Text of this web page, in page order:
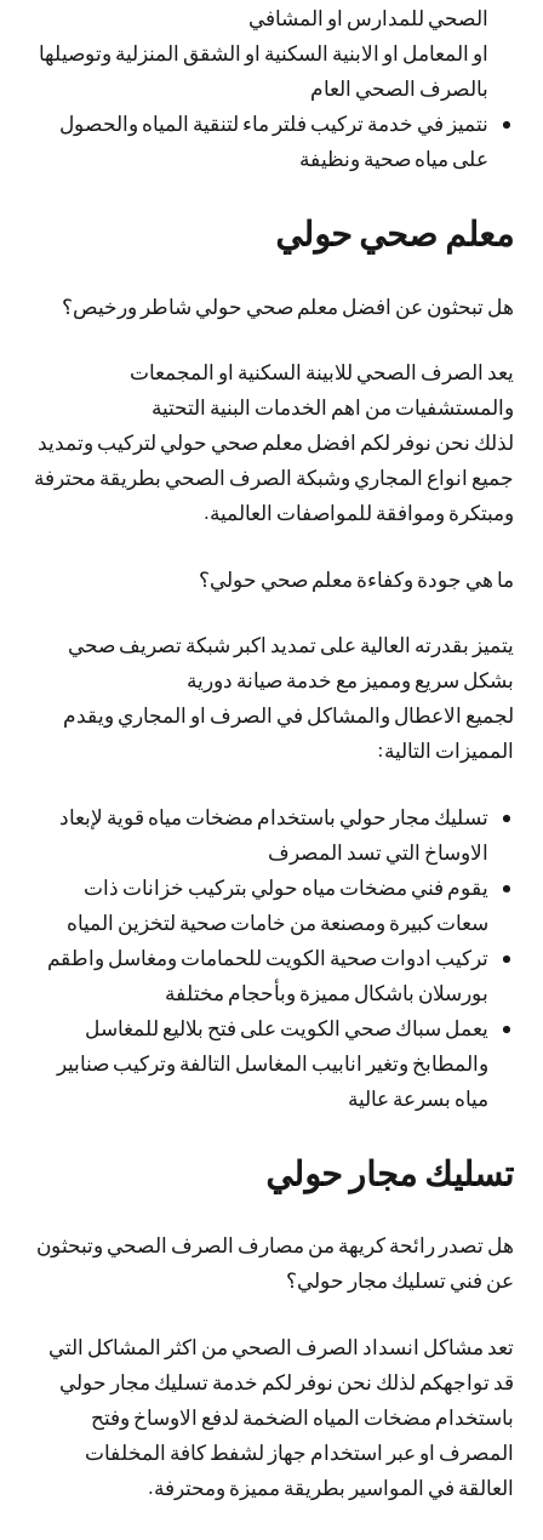
الصحي للمدارس او المشافي
او المعامل او الابنية السكنية او الشقق المنزلية وتوصيلها
بالصرف الصحي العام
نتميز في خدمة تركيب فلتر ماء لتنقية المياه والحصول
على مياه صحية ونظيفة
معلم صحي حولي
هل تبحثون عن افضل معلم صحي حولي شاطر ورخيص؟
يعد الصرف الصحي للابينة السكنية او المجمعات
والمستشفيات من اهم الخدمات البنية التحتية
لذلك نحن نوفر لكم افضل معلم صحي حولي لتركيب وتمديد
جميع انواع المجاري وشبكة الصرف الصحي بطريقة محترفة
ومبتكرة وموافقة للمواصفات العالمية.
ما هي جودة وكفاءة معلم صحي حولي؟
يتميز بقدرته العالية على تمديد اكبر شبكة تصريف صحي
بشكل سريع ومميز مع خدمة صيانة دورية
لجميع الاعطال والمشاكل في الصرف او المجاري ويقدم
المميزات التالية:
تسليك مجار حولي باستخدام مضخات مياه قوية لإبعاد
الاوساخ التي تسد المصرف
يقوم فني مضخات مياه حولي بتركيب خزانات ذات
سعات كبيرة ومصنعة من خامات صحية لتخزين المياه
تركيب ادوات صحية الكويت للحمامات ومغاسل واطقم
بورسلان باشكال مميزة وبأحجام مختلفة
يعمل سباك صحي الكويت على فتح بلاليع للمغاسل
والمطابخ وتغير انابيب المغاسل التالفة وتركيب صنابير
مياه بسرعة عالية
تسليك مجار حولي
هل تصدر رائحة كريهة من مصارف الصرف الصحي وتبحثون
عن فني تسليك مجار حولي؟
تعد مشاكل انسداد الصرف الصحي من اكثر المشاكل التي
قد تواجهكم لذلك نحن نوفر لكم خدمة تسليك مجار حولي
باستخدام مضخات المياه الضخمة لدفع الاوساخ وفتح
المصرف او عبر استخدام جهاز لشفط كافة المخلفات
العالقة في المواسير بطريقة مميزة ومحترفة.